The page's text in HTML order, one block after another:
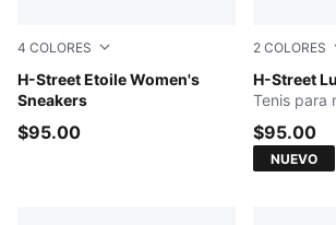
4 COLORES
H-Street Etoile Women's
Sneakers
Sage Glow-Warm White
$95.00
2 COLORES
H-Street
PUMA
Tenis para
$95.00
NUEVO